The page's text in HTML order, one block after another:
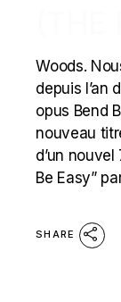
Woods.
depuis l’an
opus Bend
nouveau
d’un
Be Easy”
SHARE